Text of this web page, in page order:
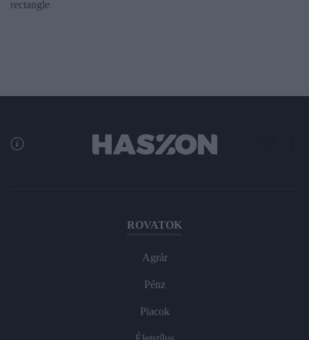
rectangle
ROVATOK
Agrár
Pénz
Piacok